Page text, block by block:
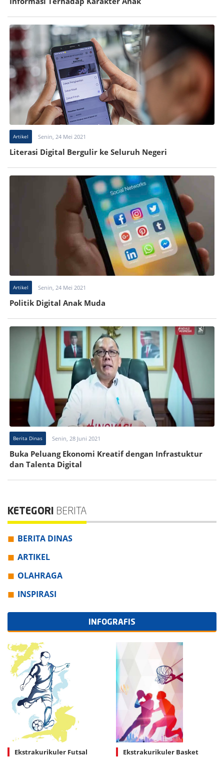
Artikel Senin, 24 Mei 2021
Literasi Digital Bergulir ke Seluruh Negeri
Artikel Senin, 24 Mei 2021
Politik Digital Anak Muda
Berita Dinas Senin, 28 Juni 2021
Buka Peluang Ekonomi Kreatif dengan Infrastuktur
dan Talenta Digital
KETEGORI BERITA
BERITA DINAS
ARTIKEL
OLAHRAGA
INSPIRASI
INFOGRAFIS
Ekstrakurikuler Futsal Ekstrakurikuler Basket